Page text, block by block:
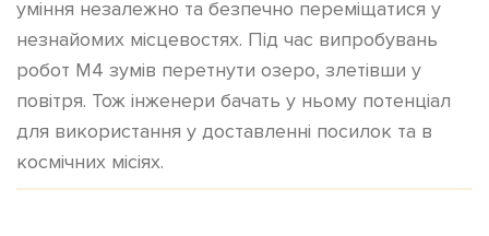
уміння незалежно та безпечно переміщатися у
незнайомих місцевостях. Під час випробувань
робот M4 зумів перетнути озеро, злетівши у
повітря. Тож інженери бачать у ньому потенціал
для використання у доставленні посилок та в
космічних місіях.